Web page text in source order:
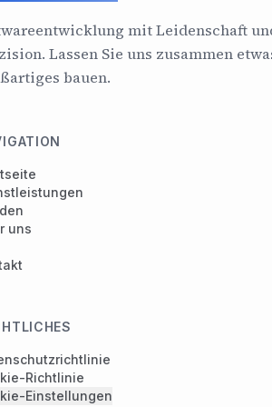
mit Leidenschaft
Lassen Sie uns zusammen
bauen.
uns
Richtlinie
Einstellungen